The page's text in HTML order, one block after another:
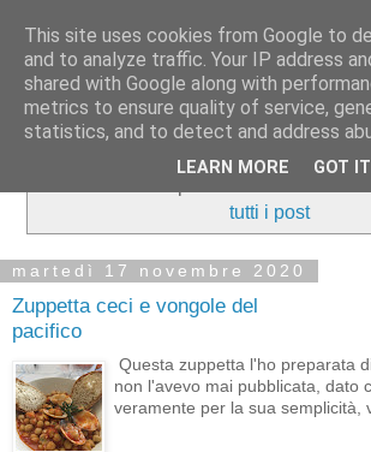
tutti i post
martedì 17 novembre 2020
Zuppetta ceci e vongole del
pacifico
Questa zuppetta l'ho preparata
non l'avevo mai pubblicata, dato
veramente per la sua semplicità,
This site uses cookies from Google to
and to analyze traffic. Your IP address
shared with Google along with
metrics to ensure quality of service,
statistics, and to detect and address
LEARN MORE GOT IT